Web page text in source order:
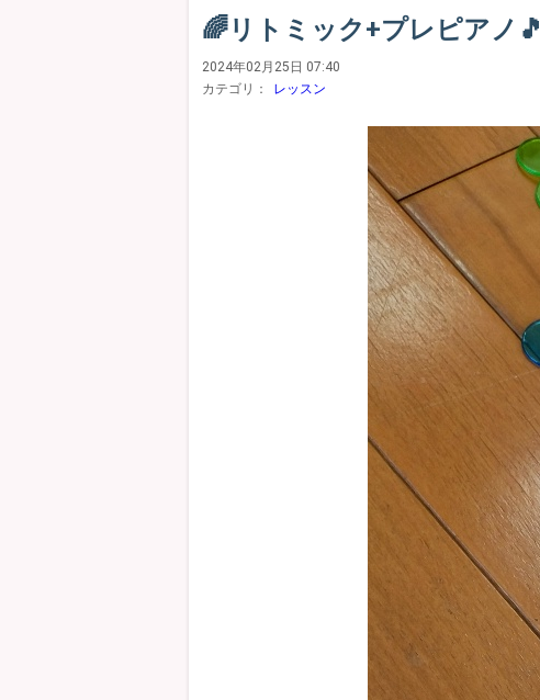
🌈リトミック+プレピアノ🎵
2024年02月25日 07:40
カテゴリ：
レッスン